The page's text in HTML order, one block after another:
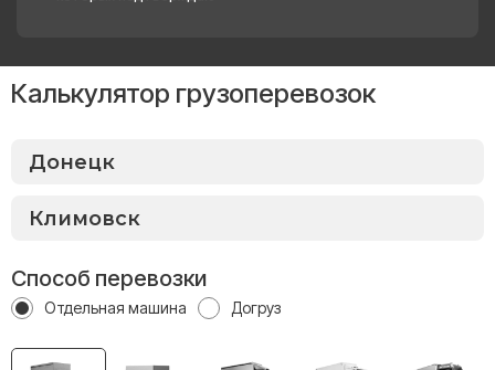
Калькулятор грузоперевозок
Способ перевозки
Отдельная машина Догруз